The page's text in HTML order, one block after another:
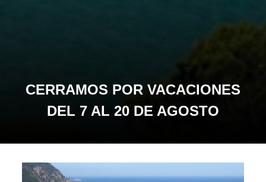
CERRAMOS POR VACACIONES
DEL 7 AL 20 DE AGOSTO